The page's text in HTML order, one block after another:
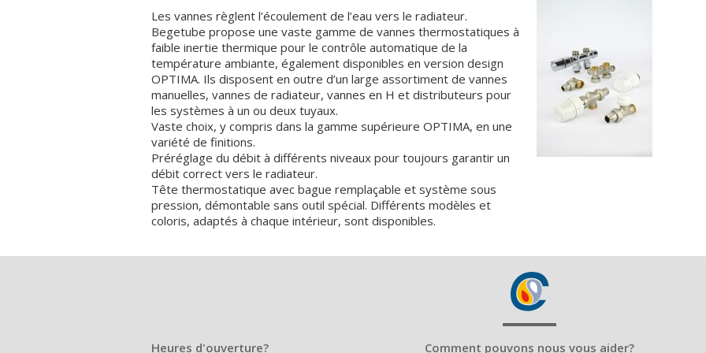
Les vannes règlent l’écoulement de l’eau vers le radiateur.
Begetube propose une vaste gamme de vannes thermostatiques à
faible inertie thermique pour le contrôle automatique de la
température ambiante, également disponibles en version design
OPTIMA. Ils disposent en outre d’un large assortiment de vannes
manuelles, vannes de radiateur, vannes en H et distributeurs pour
les systèmes à un ou deux tuyaux.
Vaste choix, y compris dans la gamme supérieure OPTIMA, en une
variété de finitions.
Préréglage du débit à différents niveaux pour toujours garantir un
débit correct vers le radiateur.
Tête thermostatique avec bague remplaçable et système sous
pression, démontable sans outil spécial. Différents modèles et
coloris, adaptés à chaque intérieur, sont disponibles.
Heures d'ouverture? Comment pouvons nous vous aider?